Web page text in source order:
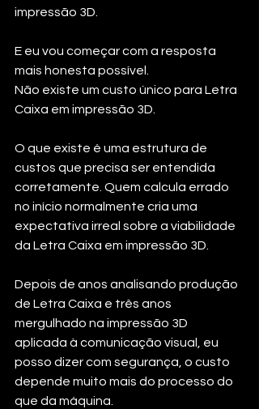
impressão 3D.
E eu vou começar com a resposta
mais honesta possível.
Não existe um custo único para Letra
Caixa em impressão 3D.
O que existe é uma estrutura de
custos que precisa ser entendida
corretamente. Quem calcula errado
no início normalmente cria uma
expectativa irreal sobre a viabilidade
da Letra Caixa em impressão 3D.
Depois de anos analisando produção
de Letra Caixa e três anos
mergulhado na impressão 3D
aplicada à comunicação visual, eu
posso dizer com segurança, o custo
depende muito mais do processo do
que da máquina.